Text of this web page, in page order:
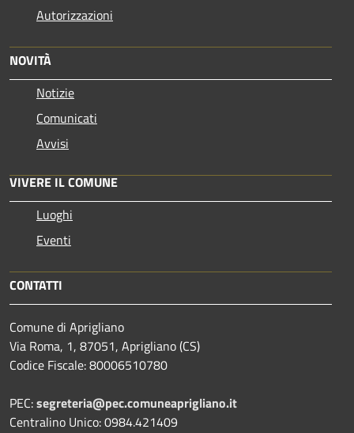
Autorizzazioni
NOVITÀ
Notizie
Comunicati
Avvisi
VIVERE IL COMUNE
Luoghi
Eventi
CONTATTI
Comune di Aprigliano
Via Roma, 1, 87051, Aprigliano (CS)
Codice Fiscale: 80006510780
PEC:segreteria@pec.comuneaprigliano.it
Centralino Unico: 0984.421409